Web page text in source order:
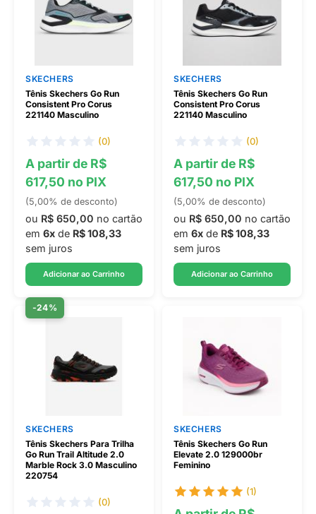
SKECHERS
Tênis Skechers Go Run
Consistent Pro Corus
221140 Masculino
(0)
A partir de R$
617,50 no PIX
(5,00% de desconto)
ou R$ 650,00 no cartão
em 6x de R$ 108,33
sem juros
Adicionar ao Carrinho
SKECHERS
Tênis Skechers Go Run
Consistent Pro Corus
221140 Masculino
(0)
A partir de R$
617,50 no PIX
(5,00% de desconto)
ou R$ 650,00 no cartão
em 6x de R$ 108,33
sem juros
Adicionar ao Carrinho
-24%
SKECHERS
Tênis Skechers Para Trilha
Go Run Trail Altitude 2.0
Marble Rock 3.0 Masculino
220754
(0)
SKECHERS
Tênis Skechers Go Run
Elevate 2.0 129000br
Feminino
(1)